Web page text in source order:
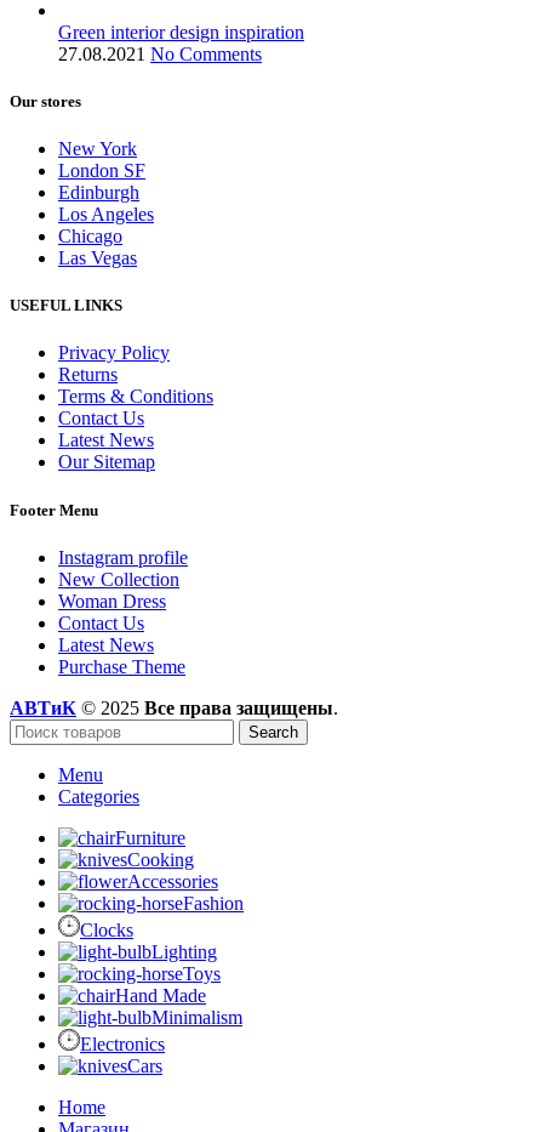
Green interior design inspiration
27.08.2021 No Comments
Our stores
New York
London SF
Edinburgh
Los Angeles
Chicago
Las Vegas
USEFUL LINKS
Privacy Policy
Returns
Terms & Conditions
Contact Us
Latest News
Our Sitemap
Footer Menu
Instagram profile
New Collection
Woman Dress
Contact Us
Latest News
Purchase Theme
АВТиК © 2025 Все права защищены.
Search
Menu
Categories
Furniture
Cooking
Accessories
Fashion
Clocks
Lighting
Toys
Hand Made
Minimalism
Electronics
Cars
Home